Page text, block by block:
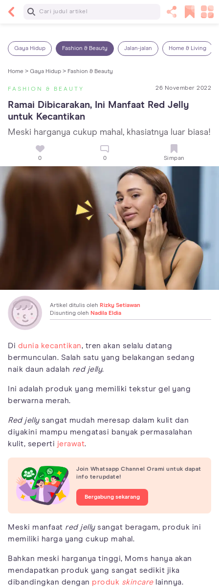
Baca Selanjutnya
Gaya Hidup Fashion & Beauty Jalan-jalan Home & Living
Home > Gaya Hidup > Fashion & Beauty
FASHION & BEAUTY 26 November 2022
Ramai Dibicarakan, Ini Manfaat Red Jelly
untuk Kecantikan
Meski harganya cukup mahal, khasiatnya luar biasa!
0 0 Simpan
Artikel ditulis oleh Rizky Setiawan
Disunting oleh Nadila Eldia
Di dunia kecantikan, tren akan selalu datang
bermunculan. Salah satu yang belakangan sedang
naik daun adalah red jelly.
Ini adalah produk yang memiliki tekstur gel yang
berwarna merah.
Red jellysangat mudah meresap dalam kulit dan
diyakini mampu mengatasi banyak permasalahan
kulit, seperti jerawat.
Join Whatsapp Channel Orami untuk dapat
info terupdate!
Bergabung sekarang
Meski manfaat red jellysangat beragam, produk ini
memiliki harga yang cukup mahal.
Bahkan meski harganya tinggi, Moms hanya akan
mendapatkan produk yang sangat sedikit jika
dibandingkan dengan produk skincarelainnya.